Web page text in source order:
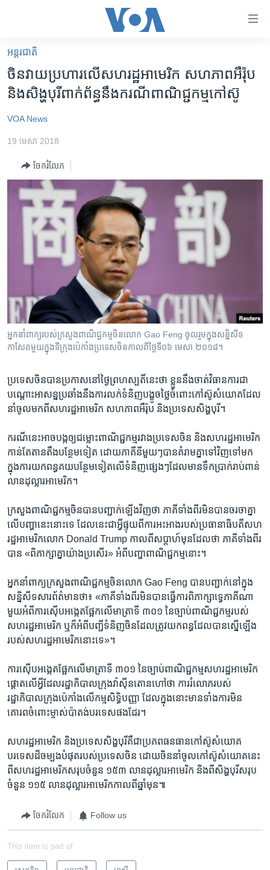
គេហទំព័រ​
ទាក់ទង
និង​
ទំព័រ​
រំលង​
ទៅ​
ស្វែង​
អន្តរជាតិ
កម្ពុជាច្នៃប្រតិដ្ឋ
ព្រឹត្តិការណ៍ព័ត៌មាន
ទូរទស្សន៍ / វីដេអូ​
វិទ្យុ / ផតខាសថ៍
កម្មវិធីទាំងអស់
Khmer English
បណ្តាញ​សង្គម
ភាសា
អន្តរជាតិ
ចិន​វាយ​ប្រហារ​លើ​សហរដ្ឋ​អាមេរិក សហភាព​អឺរ៉ុប
និង​សិង្ហបុរី​ពាក់ព័ន្ធ​នឹង​ករណី​ពាណិជ្ជកម្ម​កៅស៊ូ
VOA News
19 មេសា 2018
ចែករំលែក
អ្នកនាំពាក្យ​របស់​ក្រសួង​ពាណិជ្ជកម្ម​ចិន​លោក Gao Feng ចូល​រួម​ក្នុង​សន្និសីទ​
កាសែត​មួយ​ក្នុង​ទីក្រុង​ប៉េកាំង​ប្រទេស​ចិនកាលពី​ថ្ងៃទី​០៦ មេសា ២០១៨។
ប្រទេស​ចិន​បាន​ប្រកាស​នៅ​ថ្ងៃ​ព្រហស្បតិ៍​នេះ​ថា ខ្លួន​នឹង​ចាត់​វិធានការ​ជា​
បណ្ដោះ​អាសន្ន​ប្រឆាំង​នឹង​ការ​លក់​ទំនិញ​បង្ខូច​ថ្លៃ​ចំពោះ​កៅស៊ូ​សំយោគ​ដែល​
នាំ​ចូល​មក​ពី​សហរដ្ឋ​អាមេរិក សហភាព​អឺរ៉ុប និង​ប្រទេស​សិង្ហបុរី។
ករណី​នេះ​អាច​បង្ក​ឲ្យ​ជម្លោះ​ពាណិជ្ជកម្ម​រវាង​ប្រទេស​ចិន និង​សហរដ្ឋ​អាមេរិក​
កាន់តែ​តានតឹង​បន្ថែម​ទៀត ដោយ​ភាគី​នីមួយៗ​បាន​គំរាម​គ្នា​ទៅ​វិញ​ទៅ​មក​
ក្នុង​ការ​យក​ពន្ធ​គយ​បន្ថែម​ទៀត​លើ​ទំនិញ​ផ្សេងៗ​ដែល​មាន​ទឹក​ប្រាក់​រាប់​ពាន់​
លាន​ដុល្លារ​អាមេរិក។
ក្រសួង​ពាណិជ្ជកម្ម​ចិន​បាន​បញ្ជាក់​ឡើង​វិញ​ថា ភាគី​ទាំង​ពីរ​មិន​បាន​ចរចា​គ្នា​
លើ​បញ្ហា​នេះ​នោះ​ទេ ដែល​នេះ​ជា​អ្វី​ផ្ទុយ​ពី​ការ​អះអាង​របស់​ប្រធានាធិបតី​សហ
រដ្ឋ​អាមេរិក​លោក Donald Trump កាល​ពី​សប្ដាហ៍​មុន​ដែល​ថា ភាគី​ទាំង​ពីរ​
បាន «ពិភាក្សា​គ្នា​យ៉ាង​ប្រសើរ» អំពី​បញ្ហា​ពាណិជ្ជកម្ម​នោះ។
អ្នក​នាំ​ពាក្យ​ក្រសួង​ពាណិជ្ជកម្ម​ចិន​លោក Gao Feng បាន​បញ្ជាក់​នៅ​ក្នុង​
សន្និសីទ​សារព័ត៌មាន​ថា៖ «ភាគី​ទាំង​ពីរ​មិន​បាន​ធ្វើ​ការ​ពិភាក្សា​ទ្វេភាគី​ណា​
មួយ​អំពី​ការ​ស៊ើប​អង្កេត​ផ្អែក​លើ​មាត្រា​ទី ៣០១ នៃ​ច្បាប់​ពាណិជ្ជកម្ម​របស់​
សហរដ្ឋ​អាមេរិក ឬ​ក៏​អំពី​បញ្ជី​ទំនិញ​ចិន​ដែល​ត្រូវ​យក​ពន្ធ​ដែល​បាន​ស្នើ​ឡើង​
របស់​សហរដ្ឋ​អាមេរិក​នោះ​ទេ»។
ការ​ស៊ើប​អង្កេត​ផ្អែក​លើ​មាត្រា​ទី ៣០១ នៃ​ច្បាប់​ពាណិជ្ជកម្ម​សហរដ្ឋ​អាមេរិក​
ផ្ដោត​លើ​អ្វី​ដែល​រដ្ឋាភិបាល​ក្រុង​វ៉ាស៊ីនតោន​ហៅ​ថា ការ​រំលោភ​របស់​
រដ្ឋាភិបាល​ក្រុង​ប៉េកាំង​លើ​កម្មសិទ្ធិ​បញ្ញា ដែល​ក្នុង​នោះ​មាន​ទាំង​ការ​មិន​
គោរព​ចំពោះ​ម្ចាស់​ប៉ាតង់​បរទេស​ផង​ដែរ។
សហរដ្ឋ​អាមេរិក និង​ប្រទេស​សិង្ហបុរី​គឺ​ជា​ប្រភព​ធនធាន​កៅស៊ូ​សំយោគ​
បរទេស​ដ៏​ចម្បង​បំផុត​របស់​ប្រទេស​ចិន ដោយ​ចិន​នាំ​ចូល​កៅស៊ូ​សំយោគ​នេះ​
ពី​សហរដ្ឋ​អាមេរិក​សរុប​ចំនួន ១៥៣ លាន​ដុល្លារ​អាមេរិក និង​ពី​សិង្ហបុរី​សរុប​
ចំនួន ១១៥ លាន​ដុល្លារ​អាមេរិក​កាល​ពី​ឆ្នាំ​មុន៕
ចែករំលែក Follow us
This item is part of